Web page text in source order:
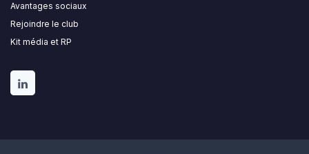
Avantages sociaux
Rejoindre le club
Kit média et RP